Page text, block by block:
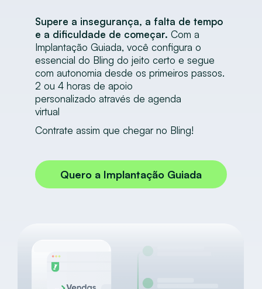
Supere a insegurança, a falta de tempo
e a dificuldade de começar. Com a
Implantação Guiada, você configura o
essencial do Bling do jeito certo e segue
com autonomia desde os primeiros passos.
2 ou 4 horas de apoio
personalizado através de agenda
virtual
Contrate assim que chegar no Bling!
Quero a Implantação Guiada